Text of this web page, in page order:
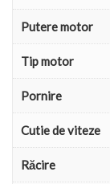
Putere motor
Tip motor
Pornire
Cutie de viteze
Răcire